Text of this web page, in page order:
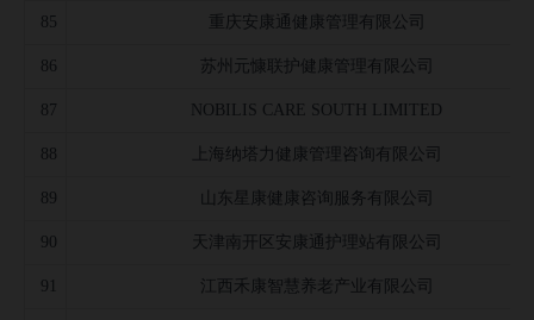
85 重庆安康通健康管理有限公司
86 苏州元慷联护健康管理有限公司
87 NOBILIS CARE SOUTH LIMITED
88 上海纳塔力健康管理咨询有限公司
89 山东星康健康咨询服务有限公司
90 天津南开区安康通护理站有限公司
91 江西禾康智慧养老产业有限公司